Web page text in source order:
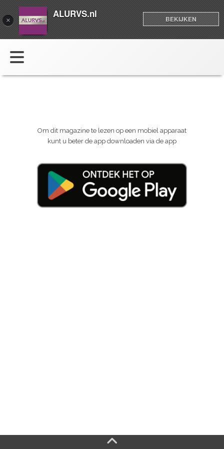
×
ALURVS.nl BEKIJKEN
Om dit magazine te lezen op een mobiel apparaat
kunt u beter de app downloaden via de app